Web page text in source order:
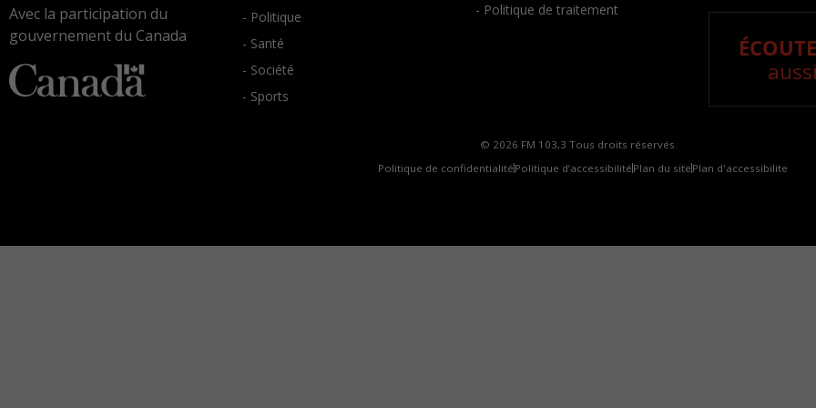
Avec la participation du
gouvernement du Canada
- Politique
- Santé
- Société
- Sports
- Politique de traitement
© 2026 FM 103,3 Tous droits réservés.
Politique de confidentialité Politique d’accessibilité Plan du site Plan d'accessibilite